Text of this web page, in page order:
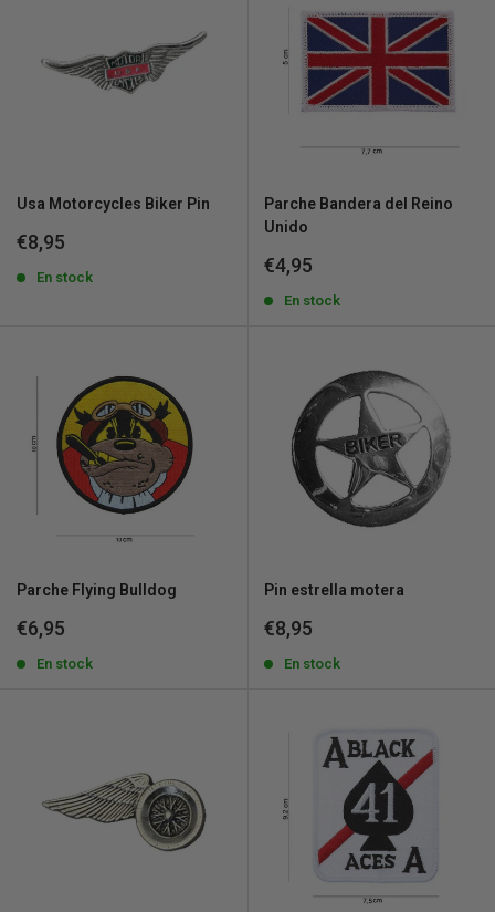
Usa Motorcycles Biker Pin
Precio
venta
€8,95
En stock
Parche Bandera del Reino
Unido
Precio
venta
€4,95
En stock
Parche Flying Bulldog
Precio
venta
€6,95
En stock
Pin estrella motera
Precio
venta
€8,95
En stock